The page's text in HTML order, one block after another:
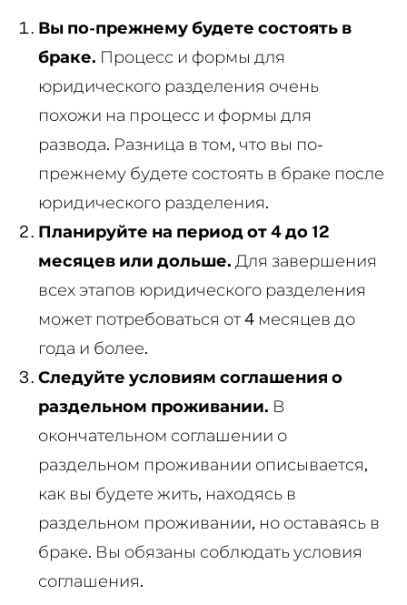
Вы по-прежнему будете состоять в
браке. Процесс и формы для
юридического разделения очень
похожи на процесс и формы для
развода. Разница в том, что вы по-
прежнему будете состоять в браке после
юридического разделения.
Планируйте на период от 4 до 12
месяцев или дольше. Для завершения
всех этапов юридического разделения
может потребоваться от 4 месяцев до
года и более.
Следуйте условиям соглашения о
раздельном проживании. В
окончательном соглашении о
раздельном проживании описывается,
как вы будете жить, находясь в
раздельном проживании, но оставаясь в
браке. Вы обязаны соблюдать условия
соглашения.